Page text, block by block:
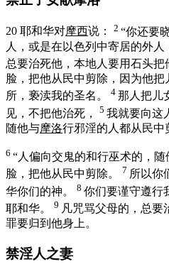
20 耶和华对摩西说： 2 “你还要
人，或是在 以色列 中寄居的外人
总要治死他，本地人要用石头把
脸，把他从民中剪除，因为他把
所，亵渎我的圣名。
4 那人把儿
见，不把他治死，
5 我就要向这
随他与摩洛行邪淫的人都从民中
6 “人偏向交鬼的和行巫术的，
脸，把他从民中剪除。
7 所以你
华你们的神。
8 你们要谨守遵行
耶和华。
9 凡咒骂父母的，总要
罪要归到他身上。
禁淫人之妻